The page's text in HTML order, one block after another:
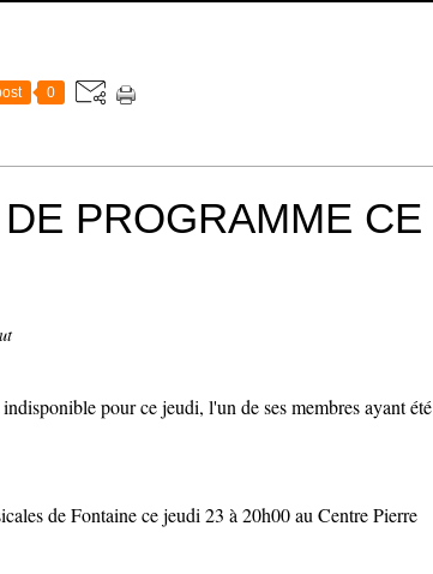
0
PROGRAMME CE
pour ce jeudi, l'un de ses membres ayant été
de Fontaine ce jeudi 23 à 20h00 au Centre Pierre